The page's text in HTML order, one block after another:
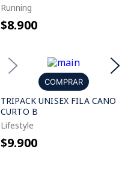
Running
$8.900
COMPRAR
TRIPACK UNISEX FILA CANO
CURTO B
Lifestyle
$9.900